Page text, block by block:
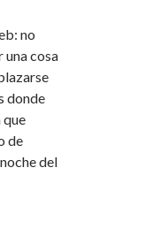
no
cosa
donde
que
de
del